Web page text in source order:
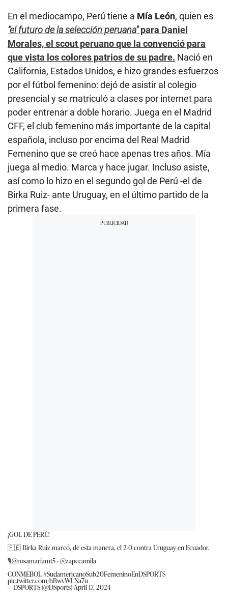
En el mediocampo, Perú tiene a Mía León, quien es
“el futuro de la selección peruana”para Daniel
Morales, el scout peruano que la convenció para
que vista los colores patrios de su padre. Nació en
California, Estados Unidos, e hizo grandes esfuerzos
por el fútbol femenino: dejó de asistir al colegio
presencial y se matriculó a clases por internet para
poder entrenar a doble horario. Juega en el Madrid
CFF, el club femenino más importante de la capital
española, incluso por encima del Real Madrid
Femenino que se creó hace apenas tres años. Mía
juega al medio. Marca y hace jugar. Incluso asiste,
así como lo hizo en el segundo gol de Perú -el de
Birka Ruiz- ante Uruguay, en el último partido de la
primera fase.
¡GOL DE PERÚ!
🇵🇪 Birka Ruiz marcó, de esta manera, el 2-0 contra Uruguay en Ecuador.
🎙️@rosamariamt5-@zapccamila
CONMEBOL#SudamericanoSub20FemeninoEnDSPORTS
pic.twitter.com/hBwvWLNa7u
— DSPORTS (@DSports)April 17, 2024